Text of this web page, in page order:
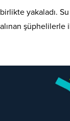
birlikte yakaladı.
alınan şüphelilerle